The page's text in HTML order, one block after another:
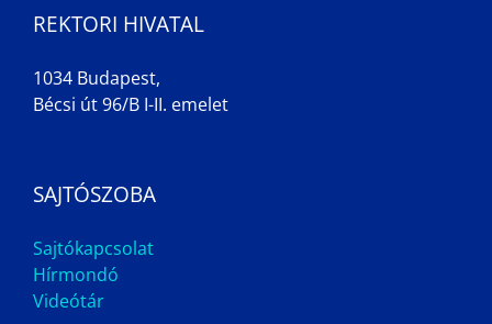
REKTORI HIVATAL
1034 Budapest,
Bécsi út 96/B I-II. emelet
SAJTÓSZOBA
Sajtókapcsolat
Hírmondó
Videótár